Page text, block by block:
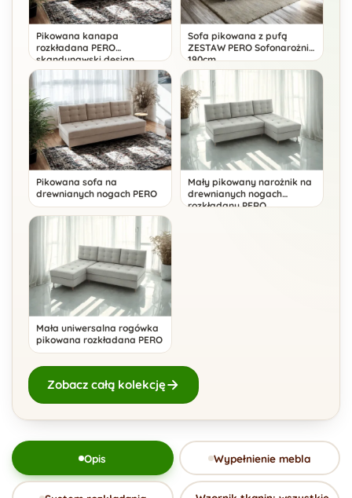
Pikowana kanapa
rozkładana PERO
skandynawski design
Sofa pikowana z pufą
ZESTAW PERO Sofonarożnik
190cm
Pikowana sofa na
drewnianych nogach PERO
Mały pikowany narożnik na
drewnianych nogach
rozkładany PERO
Mała uniwersalna rogówka
pikowana rozkładana PERO
Zobacz całą kolekcję
Opis Wypełnienie mebla